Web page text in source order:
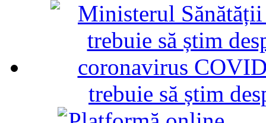
trebuie să știm